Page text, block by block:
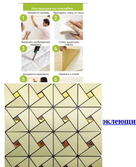
Инструкция установки
Другие так же купили